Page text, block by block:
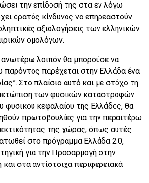
την επίδοσή της στα εν λόγω
ορατός κίνδυνος να επηρεαστούν
αξιολογήσεις των ελληνικών
ομολόγων.
ανωτέρω λοιπόν θα μπορούσε να
παρόντος παρέχεται στην Ελλάδα ένα
Στο πλαίσιο αυτό και με στόχο τη
των φυσικών καταστροφών
φυσικού κεφαλαίου της Ελλάδος, θα
πρωτοβουλίες για την περαιτέρω
της χώρας, όπως αυτές
στο πρόγραμμα Ελλάδα 2.0,
για την Προσαρμογή στην
και στα αντίστοιχα περιφερειακά